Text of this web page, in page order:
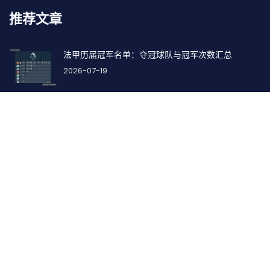
推荐文章
法甲历届冠军名单：夺冠球队与冠军次数汇总
2026-07-19